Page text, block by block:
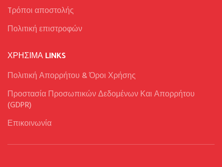
Tρόποι αποστολής
Πολιτική επιστροφών
ΧΡΉΣΙΜΑ LINKS
Πολιτική Απορρήτου & Όροι Χρήσης
Προστασία Προσωπικών Δεδομένων Και Απορρήτου
(GDPR)
Επικοινωνία